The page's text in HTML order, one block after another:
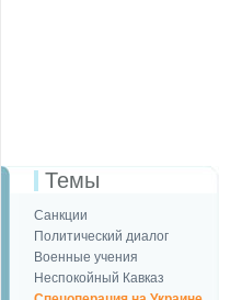
Темы
Санкции
Политический диалог
Военные учения
Неспокойный Кавказ